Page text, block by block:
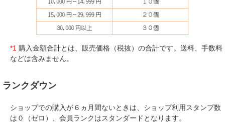
*1 購入金額合計とは、販売価格（税抜）の合計です。送料、手数料
などは含みません。
ランクダウン
ショップでの購入が６ヵ月間ないときは、ショップ利用スタンプ数
は０（ゼロ）、会員ランクはスタンダードとなります。